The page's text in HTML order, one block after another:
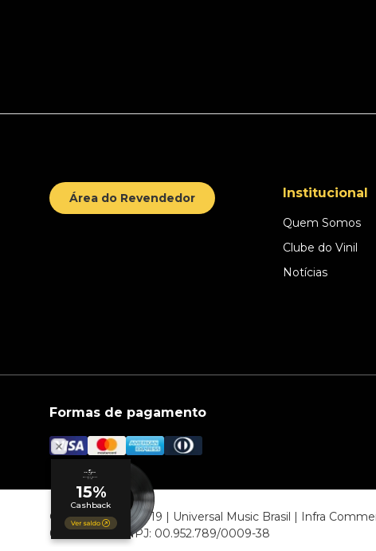
Área do Revendedor Institucional
Quem Somos
Clube do Vinil
Notícias
Formas de pagamento
© COPYRIGHT 2019 | Universal Music Brasil | Infra
06807-000 CNPJ: 00.952.789/0009-38